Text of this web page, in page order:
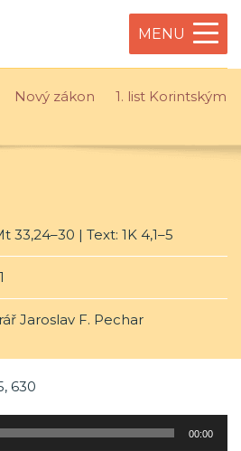
MENU
Nový zákon
1. list Korintským
33,24–30 | Text: 1K 4,1–5
Jaroslav F. Pechar
630
00:00